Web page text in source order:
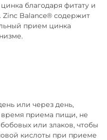
благодаря фитату и
Balance® содержит
прием цинка
или через день,
приема пищи, не
или злаков, чтобы
кислоты при приеме